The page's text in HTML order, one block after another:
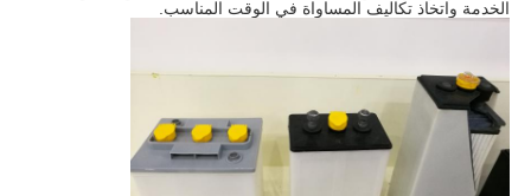
الخدمة واتخاذ تكاليف المساواة في الوقت المناسب.